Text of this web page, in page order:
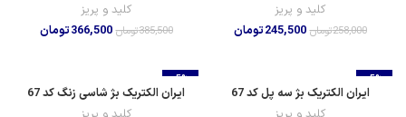
کلید و پریز
258,000تومان 245,500تومان
کلید و پریز
385,500تومان 366,500تومان
-5%
ایران الکتریک بژ سه پل کد 67
-5%
ایران الکتریک بژ شاسی زنگ کد 67